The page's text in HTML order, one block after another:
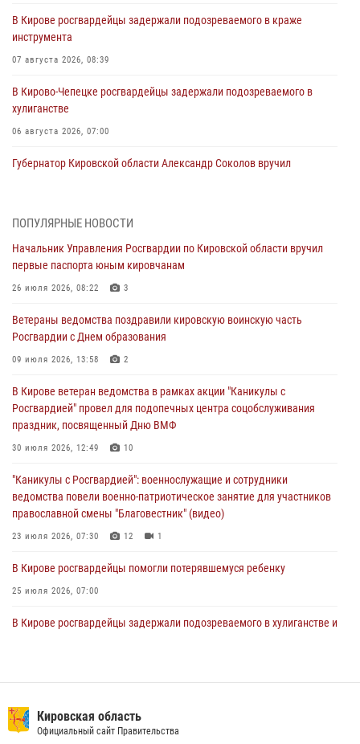
В Кирове росгвардейцы задержали подозреваемого в краже
инструмента
07 августа 2026, 08:39
В Кирово-Чепецке росгвардейцы задержали подозреваемого в
хулиганстве
06 августа 2026, 07:00
Губернатор Кировской области Александр Соколов вручил
поддельной купюры
04 августа 2026, 09:30
03 августа 2026, 09:01
В Кирове росгвардейцы и ветераны ведомства приняли участие в
03 августа 2026, 08:45
В Кирове росгвардейцы задержали подозреваемого в краже из
магазина
ПОПУЛЯРНЫЕ НОВОСТИ
Начальник Управления Росгвардии по Кировской области вручил
первые паспорта юным кировчанам
26 июля 2026, 08:22 3
Ветераны ведомства поздравили кировскую воинскую часть
Росгвардии с Днем образования
09 июля 2026, 13:58 2
В Кирове ветеран ведомства в рамках акции "Каникулы с
Росгвардией" провел для подопечных центра соцобслуживания
праздник, посвященный Дню ВМФ
30 июля 2026, 12:49 10
"Каникулы с Росгвардией": военнослужащие и сотрудники
ведомства повели военно-патриотическое занятие для участников
православной смены "Благовестник" (видео)
23 июля 2026, 07:30 12 1
В Кирове росгвардейцы помогли потерявшемуся ребенку
25 июля 2026, 07:00
В Кирове росгвардейцы задержали подозреваемого в хулиганстве и
вневедомственную охрану и поступления в ведомственные вузы
22 июля 2026, 14:51 1 2
Кировская область
Официальный сайт Правительства